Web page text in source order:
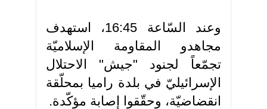
وعند السّاعة 16:45، استهدف
مجاهدو المقاومة الإسلاميّة
تجمّعاً لجنود "جيش" الاحتلال
الإسرائيليّ في بلدة راميا بمحلّقة
انقضاضيّة، وحقّقوا إصابة مؤكّدة.